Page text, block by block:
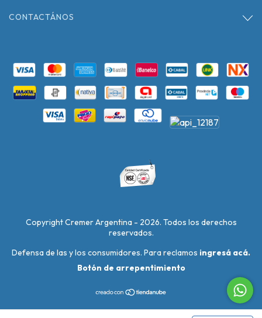
CONTACTÁNOS
Copyright Cremer Argentina - 2026. Todos los derechos
reservados.
Defensa de las y los consumidores. Para reclamos ingresá acá.
Botón de arrepentimiento